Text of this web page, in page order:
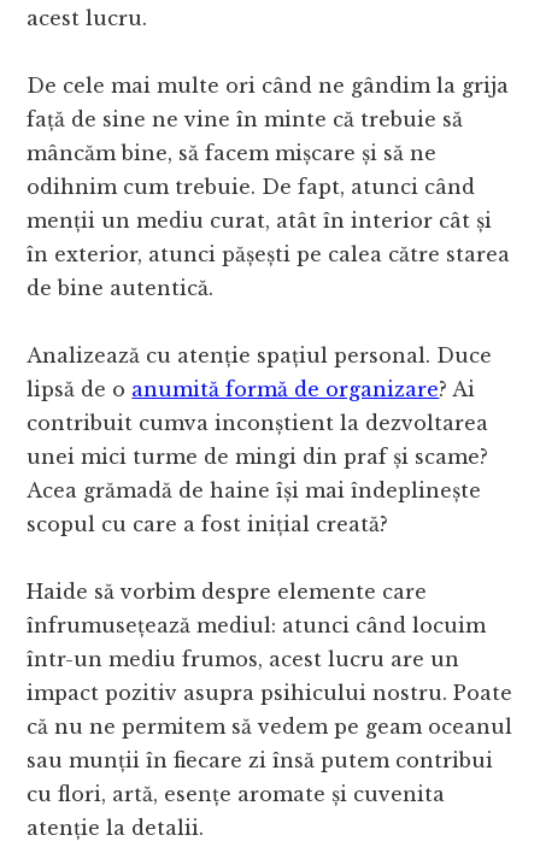
acest lucru.
De cele mai multe ori când ne gândim la grija
față de sine ne vine în minte că trebuie să
mâncăm bine, să facem mișcare și să ne
odihnim cum trebuie. De fapt, atunci când
menții un mediu curat, atât în interior cât și
în exterior, atunci pășești pe calea către starea
de bine autentică.
Analizează cu atenție spațiul personal. Duce
lipsă de o anumită formă de organizare? Ai
contribuit cumva inconștient la dezvoltarea
unei mici turme de mingi din praf și scame?
Acea grămadă de haine își mai îndeplinește
scopul cu care a fost inițial creată?
Haide să vorbim despre elemente care
înfrumusețează mediul: atunci când locuim
într-un mediu frumos, acest lucru are un
impact pozitiv asupra psihicului nostru. Poate
că nu ne permitem să vedem pe geam oceanul
sau munții în fiecare zi însă putem contribui
cu flori, artă, esențe aromate și cuvenita
atenție la detalii.